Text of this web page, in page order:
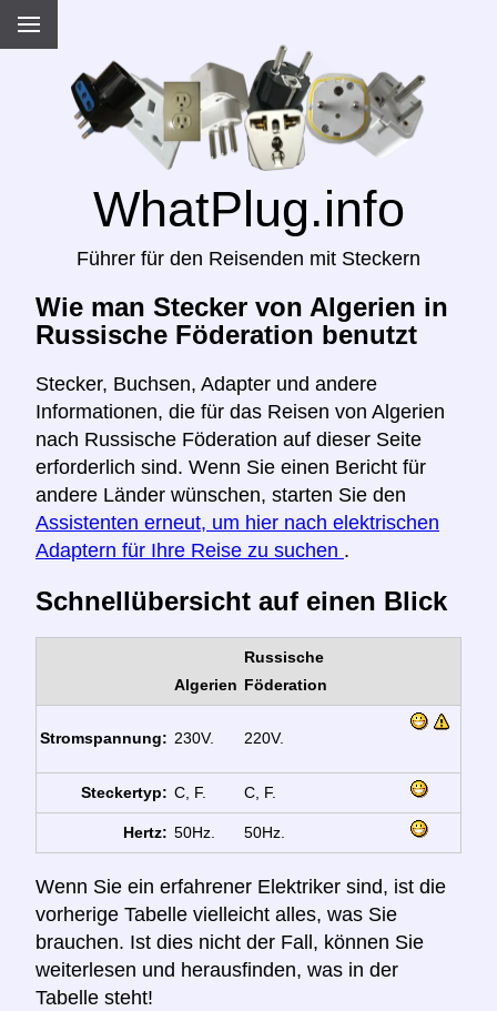
WhatPlug.info
Führer für den Reisenden mit Steckern
Wie man Stecker von Algerien in
Russische Föderation benutzt
Stecker, Buchsen, Adapter und andere
Informationen, die für das Reisen von Algerien
nach Russische Föderation auf dieser Seite
erforderlich sind. Wenn Sie einen Bericht für
andere Länder wünschen, starten Sie den
Assistenten erneut, um hier nach elektrischen
Adaptern für Ihre Reise zu suchen .
Schnellübersicht auf einen Blick
Algerien
Russische
Föderation
Stromspannung: 230V. 220V.
Steckertyp: C, F. C, F.
Hertz: 50Hz. 50Hz.
Wenn Sie ein erfahrener Elektriker sind, ist die
vorherige Tabelle vielleicht alles, was Sie
brauchen. Ist dies nicht der Fall, können Sie
weiterlesen und herausfinden, was in der
Tabelle steht!